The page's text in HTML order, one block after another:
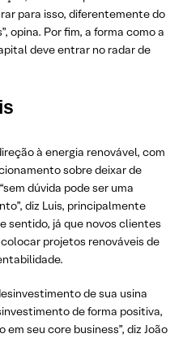
para isso, diferentemente do
opina. Por fim, a forma como a
deve entrar no radar de
à energia renovável, com
sobre deixar de
dúvida pode ser uma
diz Luis, principalmente
sentido, já que novos clientes
projetos renováveis de
de sua usina
de forma positiva,
seu core business”, diz João